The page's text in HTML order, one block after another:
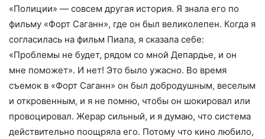
«Полиции» — совсем другая история. Я знала его по
фильму «Форт Саганн», где он был великолепен. Когда я
согласилась на фильм Пиала, я сказала себе:
«Проблемы не будет, рядом со мной Депардье, и он
мне поможет». И нет! Это было ужасно. Во время
съемок в «Форт Саганн» он был добродушным, веселым
и откровенным, и я не помню, чтобы он шокировал или
провоцировал. Жерар сильный, и я думаю, что система
действительно поощряла его. Потому что кино любило,